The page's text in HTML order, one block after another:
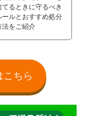
てるときに守るべき
ールとおすすめ処分
法をご紹介
こちら